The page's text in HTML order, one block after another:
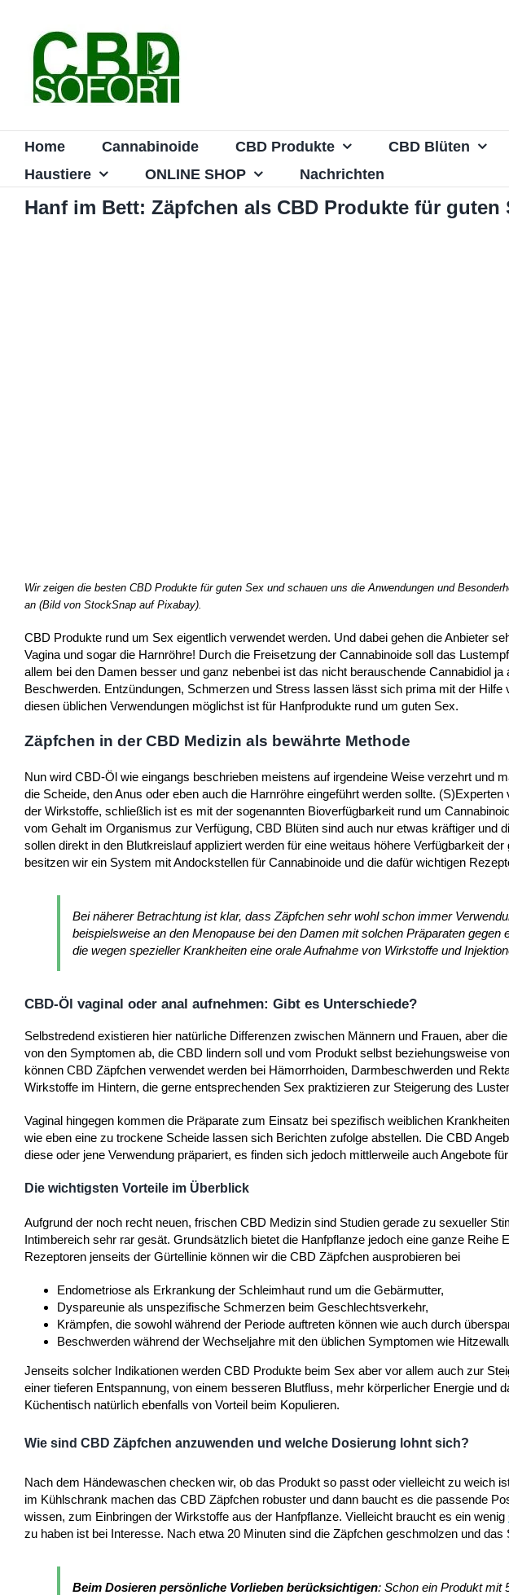
springen
Home Cannabinoide CBD Produkte CBD Blüten
Haustiere
ONLINE SHOP Nachrichten
Hanf im Bett: Zäpfchen als CBD Produkte für guten
Wir zeigen die besten CBD Produkte für guten Sex und schauen uns die Anwendungen und
an (Bild von StockSnap auf Pixabay).
CBD Produkte rund um Sex eigentlich verwendet werden. Und dabei gehen die Anbieter
Vagina und sogar die Harnröhre! Durch die Freisetzung der Cannabinoide soll das
allem bei den Damen besser und ganz nebenbei ist das nicht berauschende Cannabidiol
Beschwerden. Entzündungen, Schmerzen und Stress lassen lässt sich prima mit der
diesen üblichen Verwendungen möglichst ist für Hanfprodukte rund um guten Sex.
Zäpfchen in der CBD Medizin als bewährte Methode
Nun wird CBD-Öl wie eingangs beschrieben meistens auf irgendeine Weise verzehrt und
die Scheide, den Anus oder eben auch die Harnröhre eingeführt werden sollte.
der Wirkstoffe, schließlich ist es mit der sogenannten Bioverfügbarkeit rund um
vom Gehalt im Organismus zur Verfügung, CBD Blüten sind auch nur etwas kräftiger und
sollen direkt in den Blutkreislauf appliziert werden für eine weitaus höhere Verfügbarkeit
besitzen wir ein System mit Andockstellen für Cannabinoide und die dafür wichtigen
Bei näherer Betrachtung ist klar, dass Zäpfchen sehr wohl schon immer
beispielsweise an den Menopause bei den Damen mit solchen Präparaten
die wegen spezieller Krankheiten eine orale Aufnahme von Wirkstoffe und
CBD-Öl vaginal oder anal aufnehmen: Gibt es Unterschiede?
Selbstredend existieren hier natürliche Differenzen zwischen Männern und Frauen, aber
von den Symptomen ab, die CBD lindern soll und vom Produkt selbst beziehungsweise
können CBD Zäpfchen verwendet werden bei Hämorrhoiden, Darmbeschwerden und
Wirkstoffe im Hintern, die gerne entsprechenden Sex praktizieren zur Steigerung des
Vaginal hingegen kommen die Präparate zum Einsatz bei spezifisch weiblichen
wie eben eine zu trockene Scheide lassen sich Berichten zufolge abstellen. Die CBD
diese oder jene Verwendung präpariert, es finden sich jedoch mittlerweile auch Angebote
Die wichtigsten Vorteile im Überblick
Aufgrund der noch recht neuen, frischen CBD Medizin sind Studien gerade zu sexueller
Intimbereich sehr rar gesät. Grundsätzlich bietet die Hanfpflanze jedoch eine ganze Reihe
Rezeptoren jenseits der Gürtellinie können wir die CBD Zäpfchen ausprobieren bei
Endometriose als Erkrankung der Schleimhaut rund um die Gebärmutter,
Dyspareunie als unspezifische Schmerzen beim Geschlechtsverkehr,
Krämpfen, die sowohl während der Periode auftreten können wie auch durch
Beschwerden während der Wechseljahre mit den üblichen Symptomen wie
Jenseits solcher Indikationen werden CBD Produkte beim Sex aber vor allem auch zur
einer tieferen Entspannung, von einem besseren Blutfluss, mehr körperlicher Energie und
Küchentisch natürlich ebenfalls von Vorteil beim Kopulieren.
Wie sind CBD Zäpfchen anzuwenden und welche Dosierung lohnt sich?
Nach dem Händewaschen checken wir, ob das Produkt so passt oder vielleicht zu weich
im Kühlschrank machen das CBD Zäpfchen robuster und dann baucht es die passende
wissen, zum Einbringen der Wirkstoffe aus der Hanfpflanze. Vielleicht braucht es ein wenig
zu haben ist bei Interesse. Nach etwa 20 Minuten sind die Zäpfchen geschmolzen und das
Beim Dosieren persönliche Vorlieben berücksichtigen: Schon ein Produkt mit